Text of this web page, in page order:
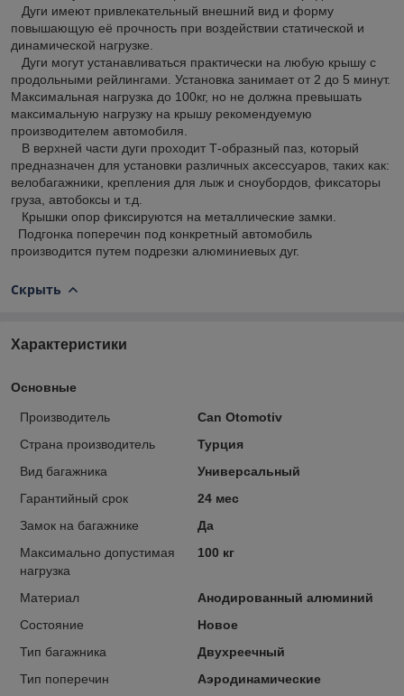
Дуги имеют привлекательный внешний вид и форму
повышающую её прочность при воздействии статической и
динамической нагрузке.
Дуги могут устанавливаться практически на любую крышу с
продольными рейлингами. Установка занимает от 2 до 5 минут.
Максимальная нагрузка до 100кг, но не должна превышать
максимальную нагрузку на крышу рекомендуемую
производителем автомобиля.
В верхней части дуги проходит Т-образный паз, который
предназначен для установки различных аксессуаров, таких как:
велобагажники, крепления для лыж и сноубордов, фиксаторы
груза, автобоксы и т.д.
Крышки опор фиксируются на металлические замки.
Подгонка поперечин под конкретный автомобиль
производится путем подрезки алюминиевых дуг.
Скрыть
Характеристики
Основные
Производитель
Can Otomotiv
Страна производитель
Турция
Вид багажника
Универсальный
Гарантийный срок
24 мес
Замок на багажнике
Да
Максимально допустимая
нагрузка
100 кг
Материал
Анодированный алюминий
Состояние
Новое
Тип багажника
Двухреечный
Тип поперечин
Аэродинамические